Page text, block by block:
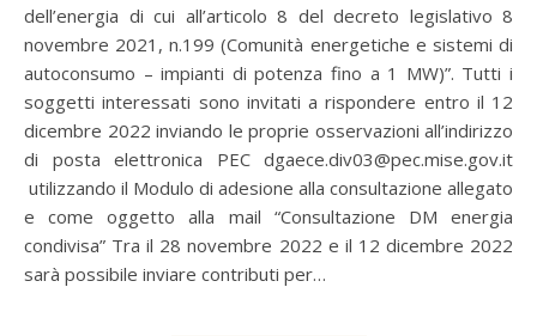
dell’energia di cui all’articolo 8 del decreto legislativo 8
novembre 2021, n.199 (Comunità energetiche e sistemi di
autoconsumo – impianti di potenza fino a 1 MW)”. Tutti i
soggetti interessati sono invitati a rispondere entro il 12
dicembre 2022 inviando le proprie osservazioni all’indirizzo
di posta elettronica PEC dgaece.div03@pec.mise.gov.it
utilizzando il Modulo di adesione alla consultazione allegato
e come oggetto alla mail “Consultazione DM energia
condivisa” Tra il 28 novembre 2022 e il 12 dicembre 2022
sarà possibile inviare contributi per…